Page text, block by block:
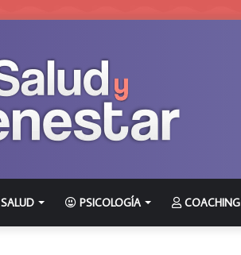
SALUD PSICOLOGÍA COACHING